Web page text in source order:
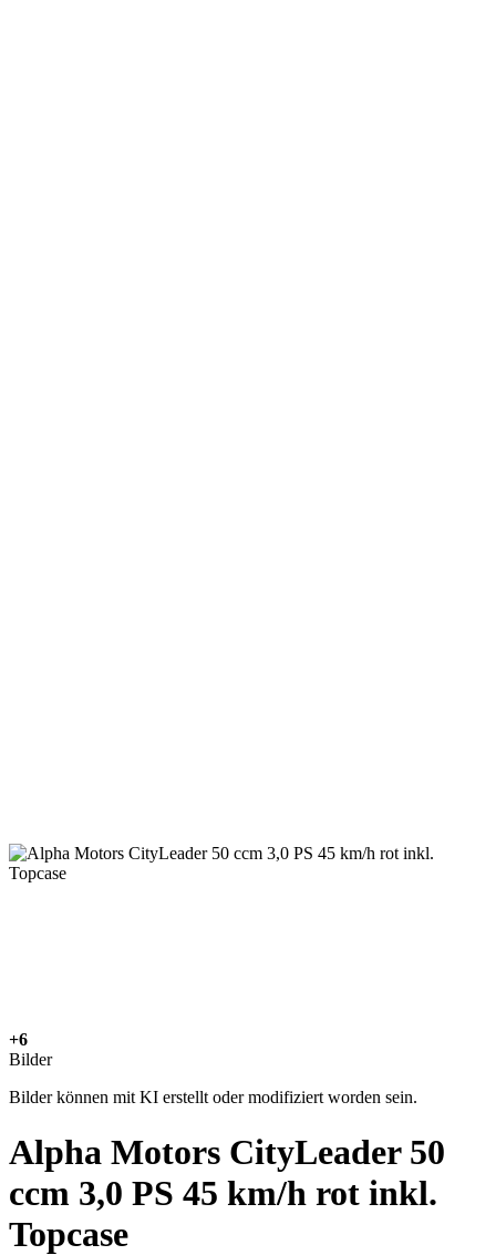
+6
Bilder
Bilder können mit KI erstellt oder modifiziert worden sein.
Alpha Motors CityLeader 50
ccm 3,0 PS 45 km/h rot inkl.
Topcase